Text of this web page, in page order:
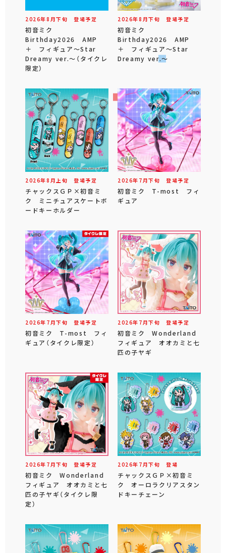
2026年8 月下旬 登場予定
初音ミク
Birthday2026 AMP
＋ フィギュア～Star
Dreamy ver.～（タイクレ
限定）
2026年8 月下旬 登場予定
初音ミク
Birthday2026 AMP
＋ フィギュア～Star
Dreamy ver.～
2026年8 月 上旬 登場予定
チャックスＧＰ×初音ミ
ク ミニチュアスケートボ
ードキーホルダー
2026年 7 月下旬 登場予定
初音ミク T-most フィ
ギュア
2026年 7 月下旬 登場予定
初音ミク T-most フィ
ギュア（タイクレ限定）
2026年 7 月下旬 登場予定
初音ミク Wonderland
フィギュア オオカミと七
匹の子ヤギ
2026年 7 月下旬 登場予定
初音ミク Wonderland
フィギュア オオカミと七
匹の子ヤギ（タイクレ限
定）
2026年 7 月下旬 登場
チャックスＧＰ×初音ミ
ク オーロラクリアスタン
ドキーチェーン